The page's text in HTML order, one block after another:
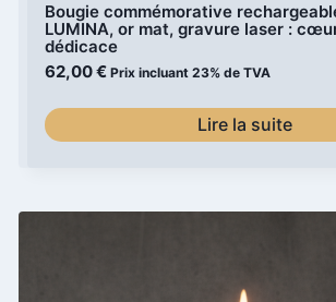
Bougie commémorative
LUMINA, or mat, gravure laser :
dédicace
62,00€ Prix incluant 23% de TVA
Lire la suite